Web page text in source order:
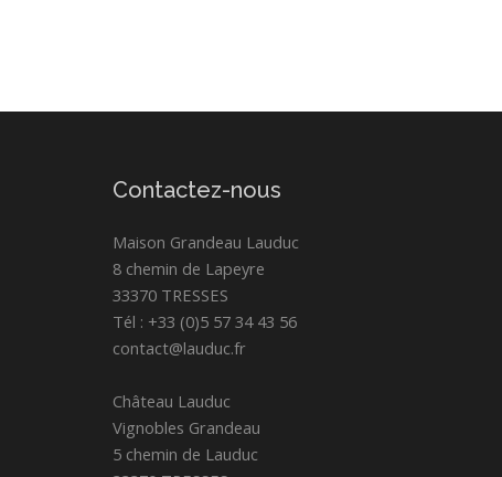
Contactez-nous
Maison Grandeau Lauduc
8 chemin de Lapeyre
33370 TRESSES
Tél : +33 (0)5 57 34 43 56
contact@lauduc.fr
Château Lauduc
Vignobles Grandeau
5 chemin de Lauduc